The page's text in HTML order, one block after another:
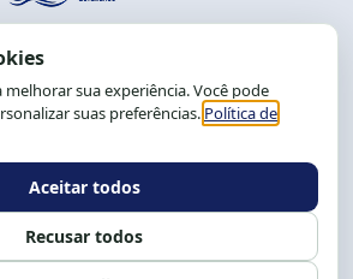
R. da Graça, 150. Graça
CEP: 40.150-055
Salvador-BA, Brasil.
5457, Cel.: (71) 9 9239-2104 ou 2105
8h às 12h e 13 às 17h.
redes Fale conosco